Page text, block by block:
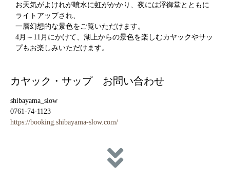
お天気がよけれが噴水に虹がかかり、夜には浮御堂とともに
ライトアップされ、
一層幻想的な景色をご覧いただけます。
4月～11月にかけて、湖上からの景色を楽しむカヤックやサッ
プもお楽しみいただけます。
カヤック・サップ お問い合わせ
shibayama_slow
0761-74-1123
https://booking.shibayama-slow.com/